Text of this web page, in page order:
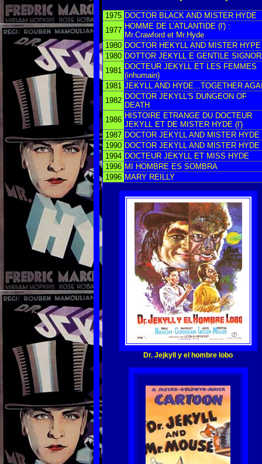
1975 DOCTOR BLACK AND MISTER HYDE
1977 HOMME DE L’ATLANTIDE (l') :
Mr.Crawford et Mr.Hyde
1980 DOCTOR HEKYLL AND MISTER HYPE
1980 DOTTOR JEKYLL E GENTILE
1981 DOCTEUR JEKYLL ET LES FEMMES
(inhumain)
1981 JEKYLL AND HYDE...TOGETHER
1982 DOCTOR JEKYLL'S DUNGEON OF
DEATH
1986 HISTOIRE ETRANGE DU DOCTEUR
JEKYLL ET DE MISTER HYDE (l')
1987 DOCTOR JEKYLL AND MISTER HYDE
1990 DOCTOR JEKYLL AND MISTER HYDE
1994 DOCTEUR JEKYLL ET MISS HYDE
1996 MI HOMBRE ES SOMBRA
1996 MARY REILLY
Dr. Jejkyll y el hombre lobo